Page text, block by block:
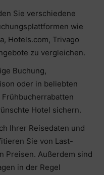
Sie verschiedene
wie
Hotels.com, Trivago
zu vergleichen.
Buchung,
oder in beliebten
Hotel sichern.
Ihrer Reisedaten und
Sie von Last-
Preisen. Außerdem sind
in der Regel